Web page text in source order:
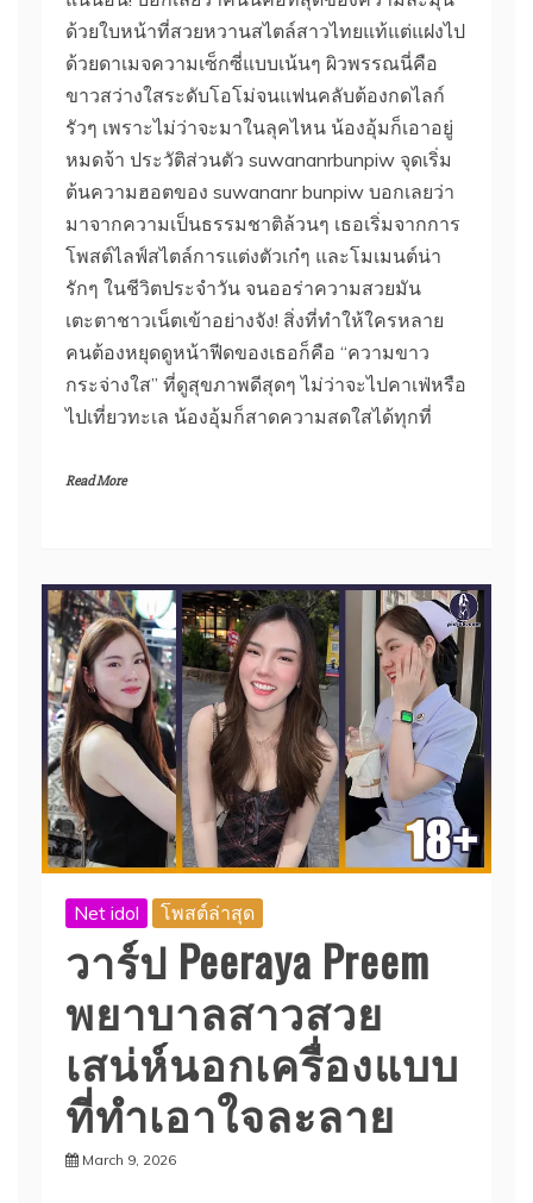
ด้วยใบหน้าที่สวยหวานสไตล์สาวไทยแท้แต่แฝงไป
ด้วยดาเมจความเซ็กซี่แบบเน้นๆ ผิวพรรณนี่คือ
ขาวสว่างใสระดับโอโม่จนแฟนคลับต้องกดไลก์
รัวๆ เพราะไม่ว่าจะมาในลุคไหน น้องอุ้มก็เอาอยู่
หมดจ้า ประวัติส่วนตัว suwananrbunpiw จุดเริ่ม
ต้นความฮอตของ suwananr bunpiw บอกเลยว่า
มาจากความเป็นธรรมชาติล้วนๆ เธอเริ่มจากการ
โพสต์ไลฟ์สไตล์การแต่งตัวเก๋ๆ และโมเมนต์น่า
รักๆ ในชีวิตประจำวัน จนออร่าความสวยมัน
เตะตาชาวเน็ตเข้าอย่างจัง! สิ่งที่ทำให้ใครหลาย
คนต้องหยุดดูหน้าฟีดของเธอก็คือ “ความขาว
กระจ่างใส” ที่ดูสุขภาพดีสุดๆ ไม่ว่าจะไปคาเฟ่หรือ
ไปเที่ยวทะเล น้องอุ้มก็สาดความสดใสได้ทุกที่
Read More
Net idol โพสต์ล่าสุด
วาร์ป Peeraya Preem
พยาบาลสาวสวย
เสน่ห์นอกเครื่องแบบ
ที่ทำเอาใจละลาย
March 9, 2026